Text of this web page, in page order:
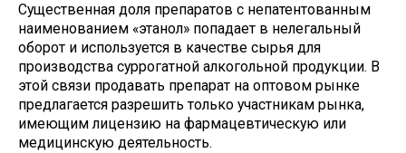
Существенная доля препаратов с непатентованным
наименованием «этанол» попадает в нелегальный
оборот и используется в качестве сырья для
производства суррогатной алкогольной продукции. В
этой связи продавать препарат на оптовом рынке
предлагается разрешить только участникам рынка,
имеющим лицензию на фармацевтическую или
медицинскую деятельность.